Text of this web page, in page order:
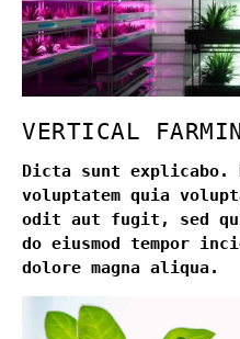
VERTICAL
Dicta sunt explicabo.
voluptatem quia
odit aut fugit, sed
do eiusmod tempor
dolore magna aliqua.